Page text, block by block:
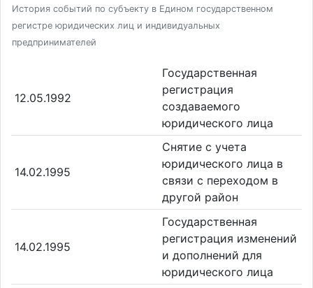
История событий по субъекту в Едином государственном
регистре юридических лиц и индивидуальных
предпринимателей
12.05.1992
Государственная
регистрация
создаваемого
юридического лица
14.02.1995
Снятие с учета
юридического лица в
связи с переходом в
другой район
14.02.1995
Государственная
регистрация изменений
и дополнений для
юридического лица